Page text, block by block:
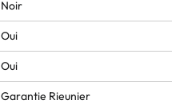
Noir
Oui
Oui
Garantie Rieunier